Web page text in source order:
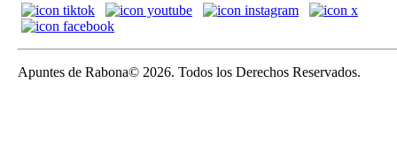
Apuntes de Rabona© 2026. Todos los Derechos Reservados.